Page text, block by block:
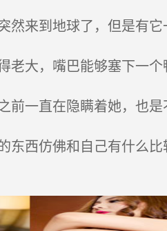
来到地球了，但是有它
大，嘴巴能够塞下一个
一直在隐瞒着她，也是
西仿佛和自己有什么比